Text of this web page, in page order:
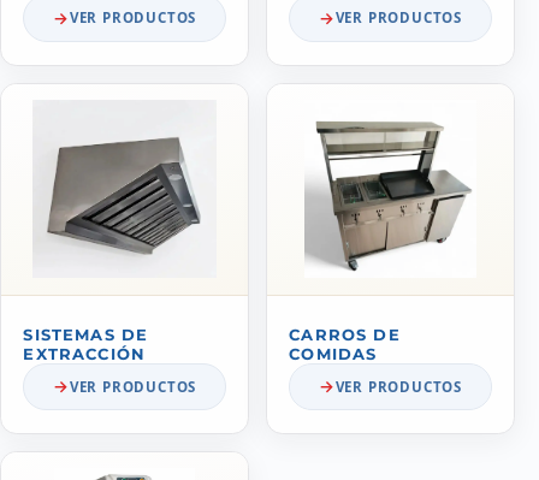
VER PRODUCTOS VER PRODUCTOS
SISTEMAS DE
EXTRACCIÓN
VER PRODUCTOS
CARROS DE
COMIDAS
VER PRODUCTOS